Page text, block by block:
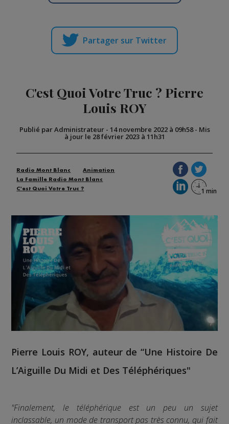
Partager sur Twitter
C'est Quoi Votre Truc ? Pierre
Louis ROY
Publié par Administrateur- 14 novembre 2022 à 09h58- Mis
à jour le 28 février 2023 à 11h31
Radio Mont Blanc
Animation
La Famille Radio Mont Blanc
C'est Quoi Votre Truc ?
Pierre Louis ROY, auteur de “Une Histoire De
L’Aiguille Du Midi et Des Téléphériques"
"Finalement, le téléphérique est un peu un sujet
inclassable, un mode de transport pas très connu, qui fait